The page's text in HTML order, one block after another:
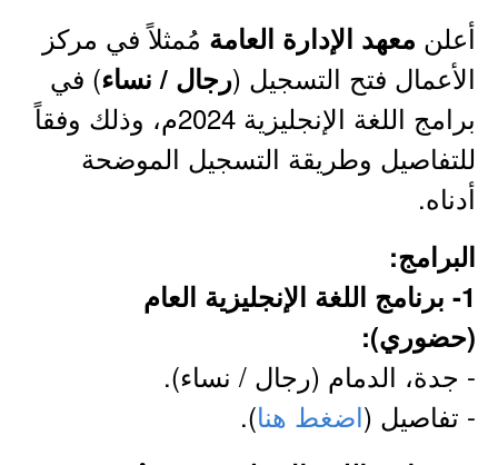
أعلن معهد الإدارة العامة مُمثلاً في مركز
الأعمال فتح التسجيل (رجال / نساء) في
برامج اللغة الإنجليزية 2024م، وذلك وفقاً
للتفاصيل وطريقة التسجيل الموضحة
أدناه.
البرامج:
1- برنامج اللغة الإنجليزية العام
(حضوري):
- جدة، الدمام (رجال / نساء).
- تفاصيل (اضغط هنا).